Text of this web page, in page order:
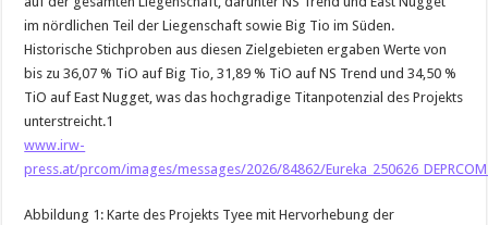
im nördlichen Teil der Liegenschaft sowie Big Tio im Süden.
Historische Stichproben aus diesen Zielgebieten ergaben Werte von
bis zu 36,07 % TiO auf Big Tio, 31,89 % TiO auf NS Trend und 34,50 %
TiO auf East Nugget, was das hochgradige Titanpotenzial des Projekts
unterstreicht.1
www.irw-
press.at/prcom/images/messages/2026/84862/
Abbildung 1: Karte des Projekts Tyee mit Hervorhebung der